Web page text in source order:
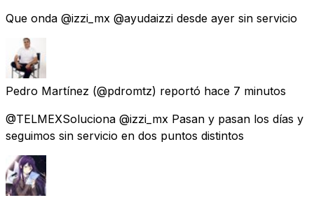
Que onda @izzi_mx @ayudaizzi desde ayer sin servicio
Pedro Martínez (@pdromtz) reportó hace 7 minutos
@TELMEXSoluciona @izzi_mx Pasan y pasan los días y
seguimos sin servicio en dos puntos distintos